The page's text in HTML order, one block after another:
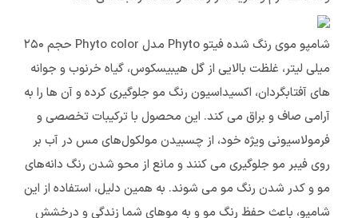
شامپو موی رنگ شده فیتو Phyto مدل Phyto color حجم ۲۵۰
میلی لیتر، غلظت بالایی از گل هیبیسکوس، گیاه خرنوب و جوانه
های آفتابگردان، اکسیداسیون رنگ مو جلوگیری کرده و آن ها را به
آرامی صاف و براق می کند. این محصول با ترکیبات تخصصی و
فرمولاسیونی ویژه خود، از چسبیدن مولکول‌های مس در آب بر
روی فیبر مو جلوگیری می کنند و مانع از محو شدن رنگ دانه‌های
مو و کدر شدن رنگ مو می شوند. به همین دلیل، استفاده از این
شامپو، باعث حفظ رنگ مو و به موهای شما زندگی و درخشش